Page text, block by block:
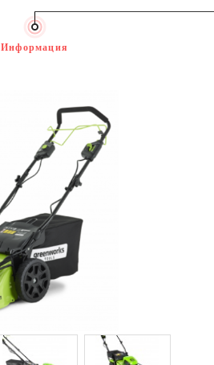
Информация